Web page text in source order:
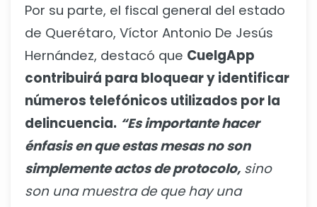
Por su parte, el fiscal general del estado
de Querétaro, Víctor Antonio De Jesús
Hernández, destacó que CuelgApp
contribuirá para bloquear y identificar
números telefónicos utilizados por la
delincuencia. “Es importante hacer
énfasis en que estas mesas no son
simplemente actos de protocolo, sino
son una muestra de que hay una